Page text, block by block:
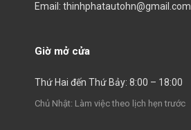
Email: thinhphatautohn@gmail.com
Giờ mở cửa
Thứ Hai đến Thứ Bảy: 8:00 – 18:00
Chủ Nhật: Làm việc theo lịch hẹn trước